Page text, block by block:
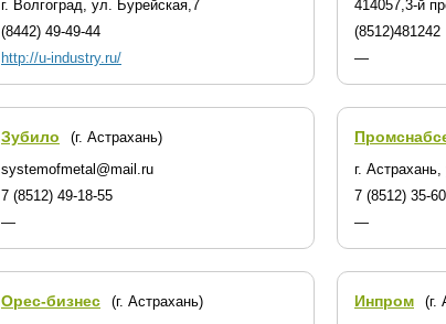
г. Волгоград, ул. Бурейская,7
(8442) 49-49-44
http://u-industry.ru/
414057,3-й
(8512)481242
—
Зубило
(г. Астрахань)
systemofmetal@mail.ru
7 (8512) 49-18-55
—
г.
7 (8512) 35-
—
Орес-бизнес
(г. Астрахань)
Инпром
(г.